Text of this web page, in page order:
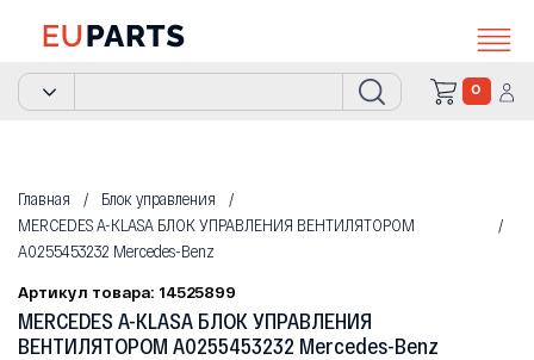
0
Главная
Блок управления
MERCEDES A-KLASA БЛОК УПРАВЛЕНИЯ ВЕНТИЛЯТОРОМ
A0255453232 Mercedes-Benz
Артикул товара: 14525899
MERCEDES A-KLASA БЛОК УПРАВЛЕНИЯ
ВЕНТИЛЯТОРОМ A0255453232 Mercedes-Benz